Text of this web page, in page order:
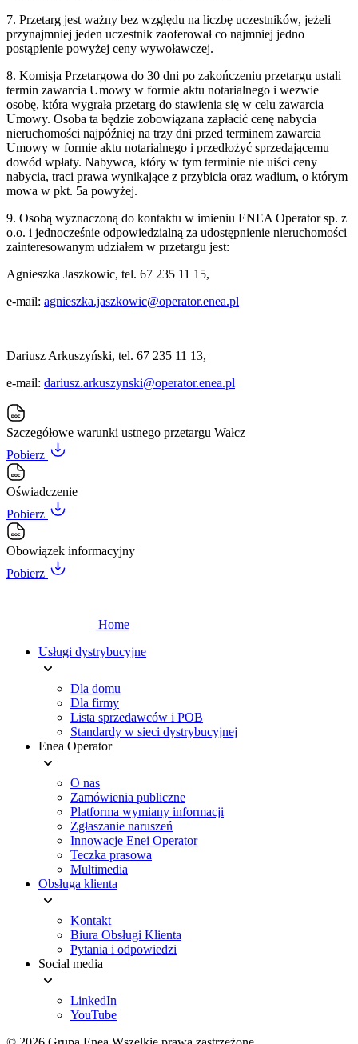
7. Przetarg jest ważny bez względu na liczbę uczestników, jeżeli
przynajmniej jeden uczestnik zaoferował co najmniej jedno
postąpienie powyżej ceny wywoławczej.
8. Komisja Przetargowa do 30 dni po zakończeniu przetargu ustali
termin zawarcia Umowy w formie aktu notarialnego i wezwie
osobę, która wygrała przetarg do stawienia się w celu zawarcia
Umowy. Osoba ta będzie zobowiązana zapłacić cenę nabycia
nieruchomości najpóźniej na trzy dni przed terminem zawarcia
Umowy w formie aktu notarialnego i przedłożyć sprzedającemu
dowód wpłaty. Nabywca, który w tym terminie nie uiści ceny
nabycia, traci prawa wynikające z przybicia oraz wadium, o którym
mowa w pkt. 5a powyżej.
9. Osobą wyznaczoną do kontaktu w imieniu ENEA Operator sp. z
o.o. i jednocześnie odpowiedzialną za udostępnienie nieruchomości
zainteresowanym udziałem w przetargu jest:
Agnieszka Jaszkowic, tel. 67 235 11 15,
e-mail: agnieszka.jaszkowic@operator.enea.pl
Dariusz Arkuszyński, tel. 67 235 11 13,
e-mail: dariusz.arkuszynski@operator.enea.pl
Szczegółowe warunki ustnego przetargu Wałcz
Pobierz
Oświadczenie
Pobierz
Obowiązek informacyjny
Pobierz
Home
Usługi dystrybucyjne
Dla domu
Dla firmy
Lista sprzedawców i POB
Standardy w sieci dystrybucyjnej
Enea Operator
O nas
Zamówienia publiczne
Platforma wymiany informacji
Zgłaszanie naruszeń
Innowacje Enei Operator
Teczka prasowa
Multimedia
Obsługa klienta
Kontakt
Biura Obsługi Klienta
Pytania i odpowiedzi
Social media
LinkedIn
YouTube